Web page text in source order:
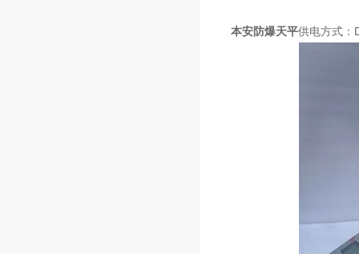
本安防爆天平供电方式：